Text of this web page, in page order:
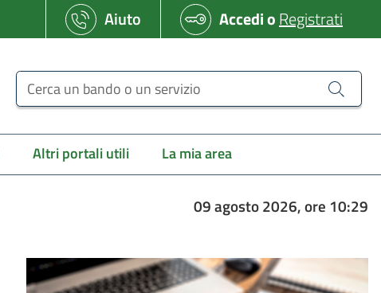
Aiuto AccedioRegistrati
Cerca un bando o un servizio
Altri portali utili La mia area
09 agosto 2026, ore 10:29